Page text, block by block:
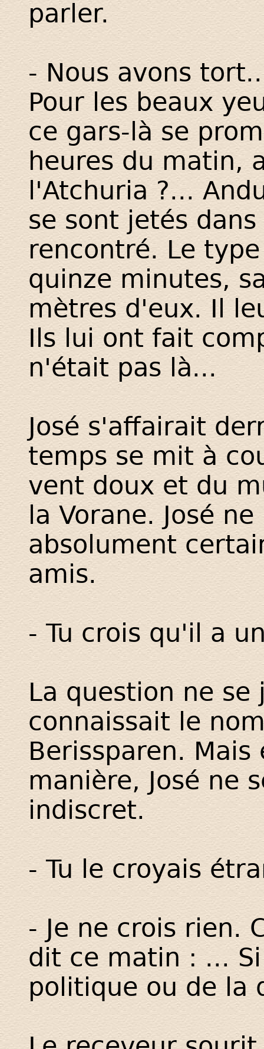
parler.
- Nous avons
Pour les beaux
ce gars-là se
heures du matin,
l'Atchuria ?...
se sont jetés
rencontré. Le
quinze minutes,
mètres d'eux. Il
Ils lui ont fait
n'était pas là...
José s'affairait
temps se mit à
vent doux et du
la Vorane. José
absolument
amis.
- Tu crois qu'il a
La question ne
connaissait le
Berissparen.
manière, José ne
indiscret.
- Tu le croyais
- Je ne crois rien.
dit ce matin : ...
politique ou de la